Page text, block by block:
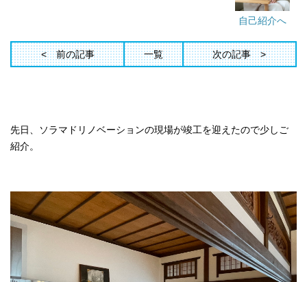
自己紹介へ
前の記事 一覧 次の記事
先日、ソラマドリノベーションの現場が竣工を迎えたので少しご
紹介。